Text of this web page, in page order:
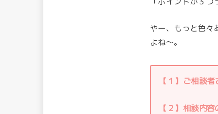
やー、もっと色々
よね～。
【１】 ご相談
【２】相談内